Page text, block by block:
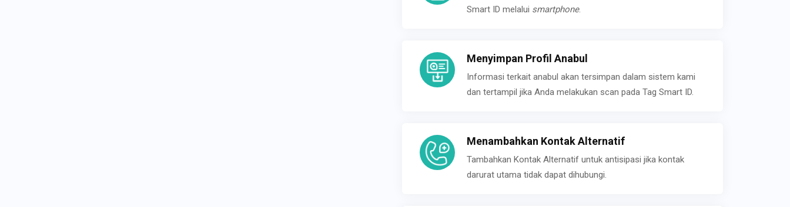
Smart ID melalui smartphone.
Menyimpan Profil Anabul
Informasi terkait anabul akan tersimpan dalam sistem kami
dan tertampil jika Anda melakukan scan pada Tag Smart ID.
Menambahkan Kontak Alternatif
Tambahkan Kontak Alternatif untuk antisipasi jika kontak
darurat utama tidak dapat dihubungi.